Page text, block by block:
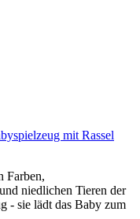
mit Rassel
Farben,
niedlichen Tieren der
- sie lädt das Baby zum